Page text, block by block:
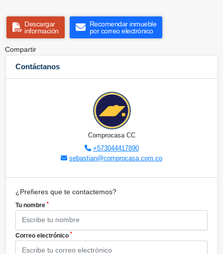
Descargar
información
Recomendar inmueble
por correo electrónico
Compartir
Contáctanos
Comprocasa CC
+573044417890
sebastian@comprocasa.com.co
¿Prefieres que te contactemos?
Tu nombre *
Correo electrónico *